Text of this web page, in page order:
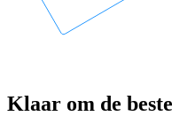
Klaar om de